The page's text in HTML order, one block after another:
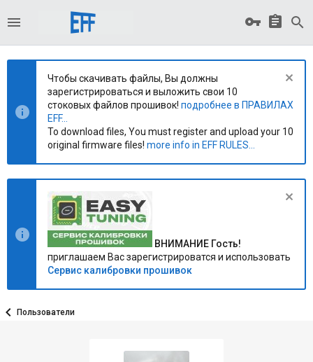
Чтобы скачивать файлы, Вы должны
зарегистрироваться и выложить свои 10
стоковых файлов прошивок! подробнее в ПРАВИЛАХ
EFF...
To download files, You must register and upload your 10
original firmware files! more info in EFF RULES...
ВНИМАНИЕ Гость!
приглашаем Вас зарегистрироватся и использовать
Сервис калибровки прошивок
Пользователи